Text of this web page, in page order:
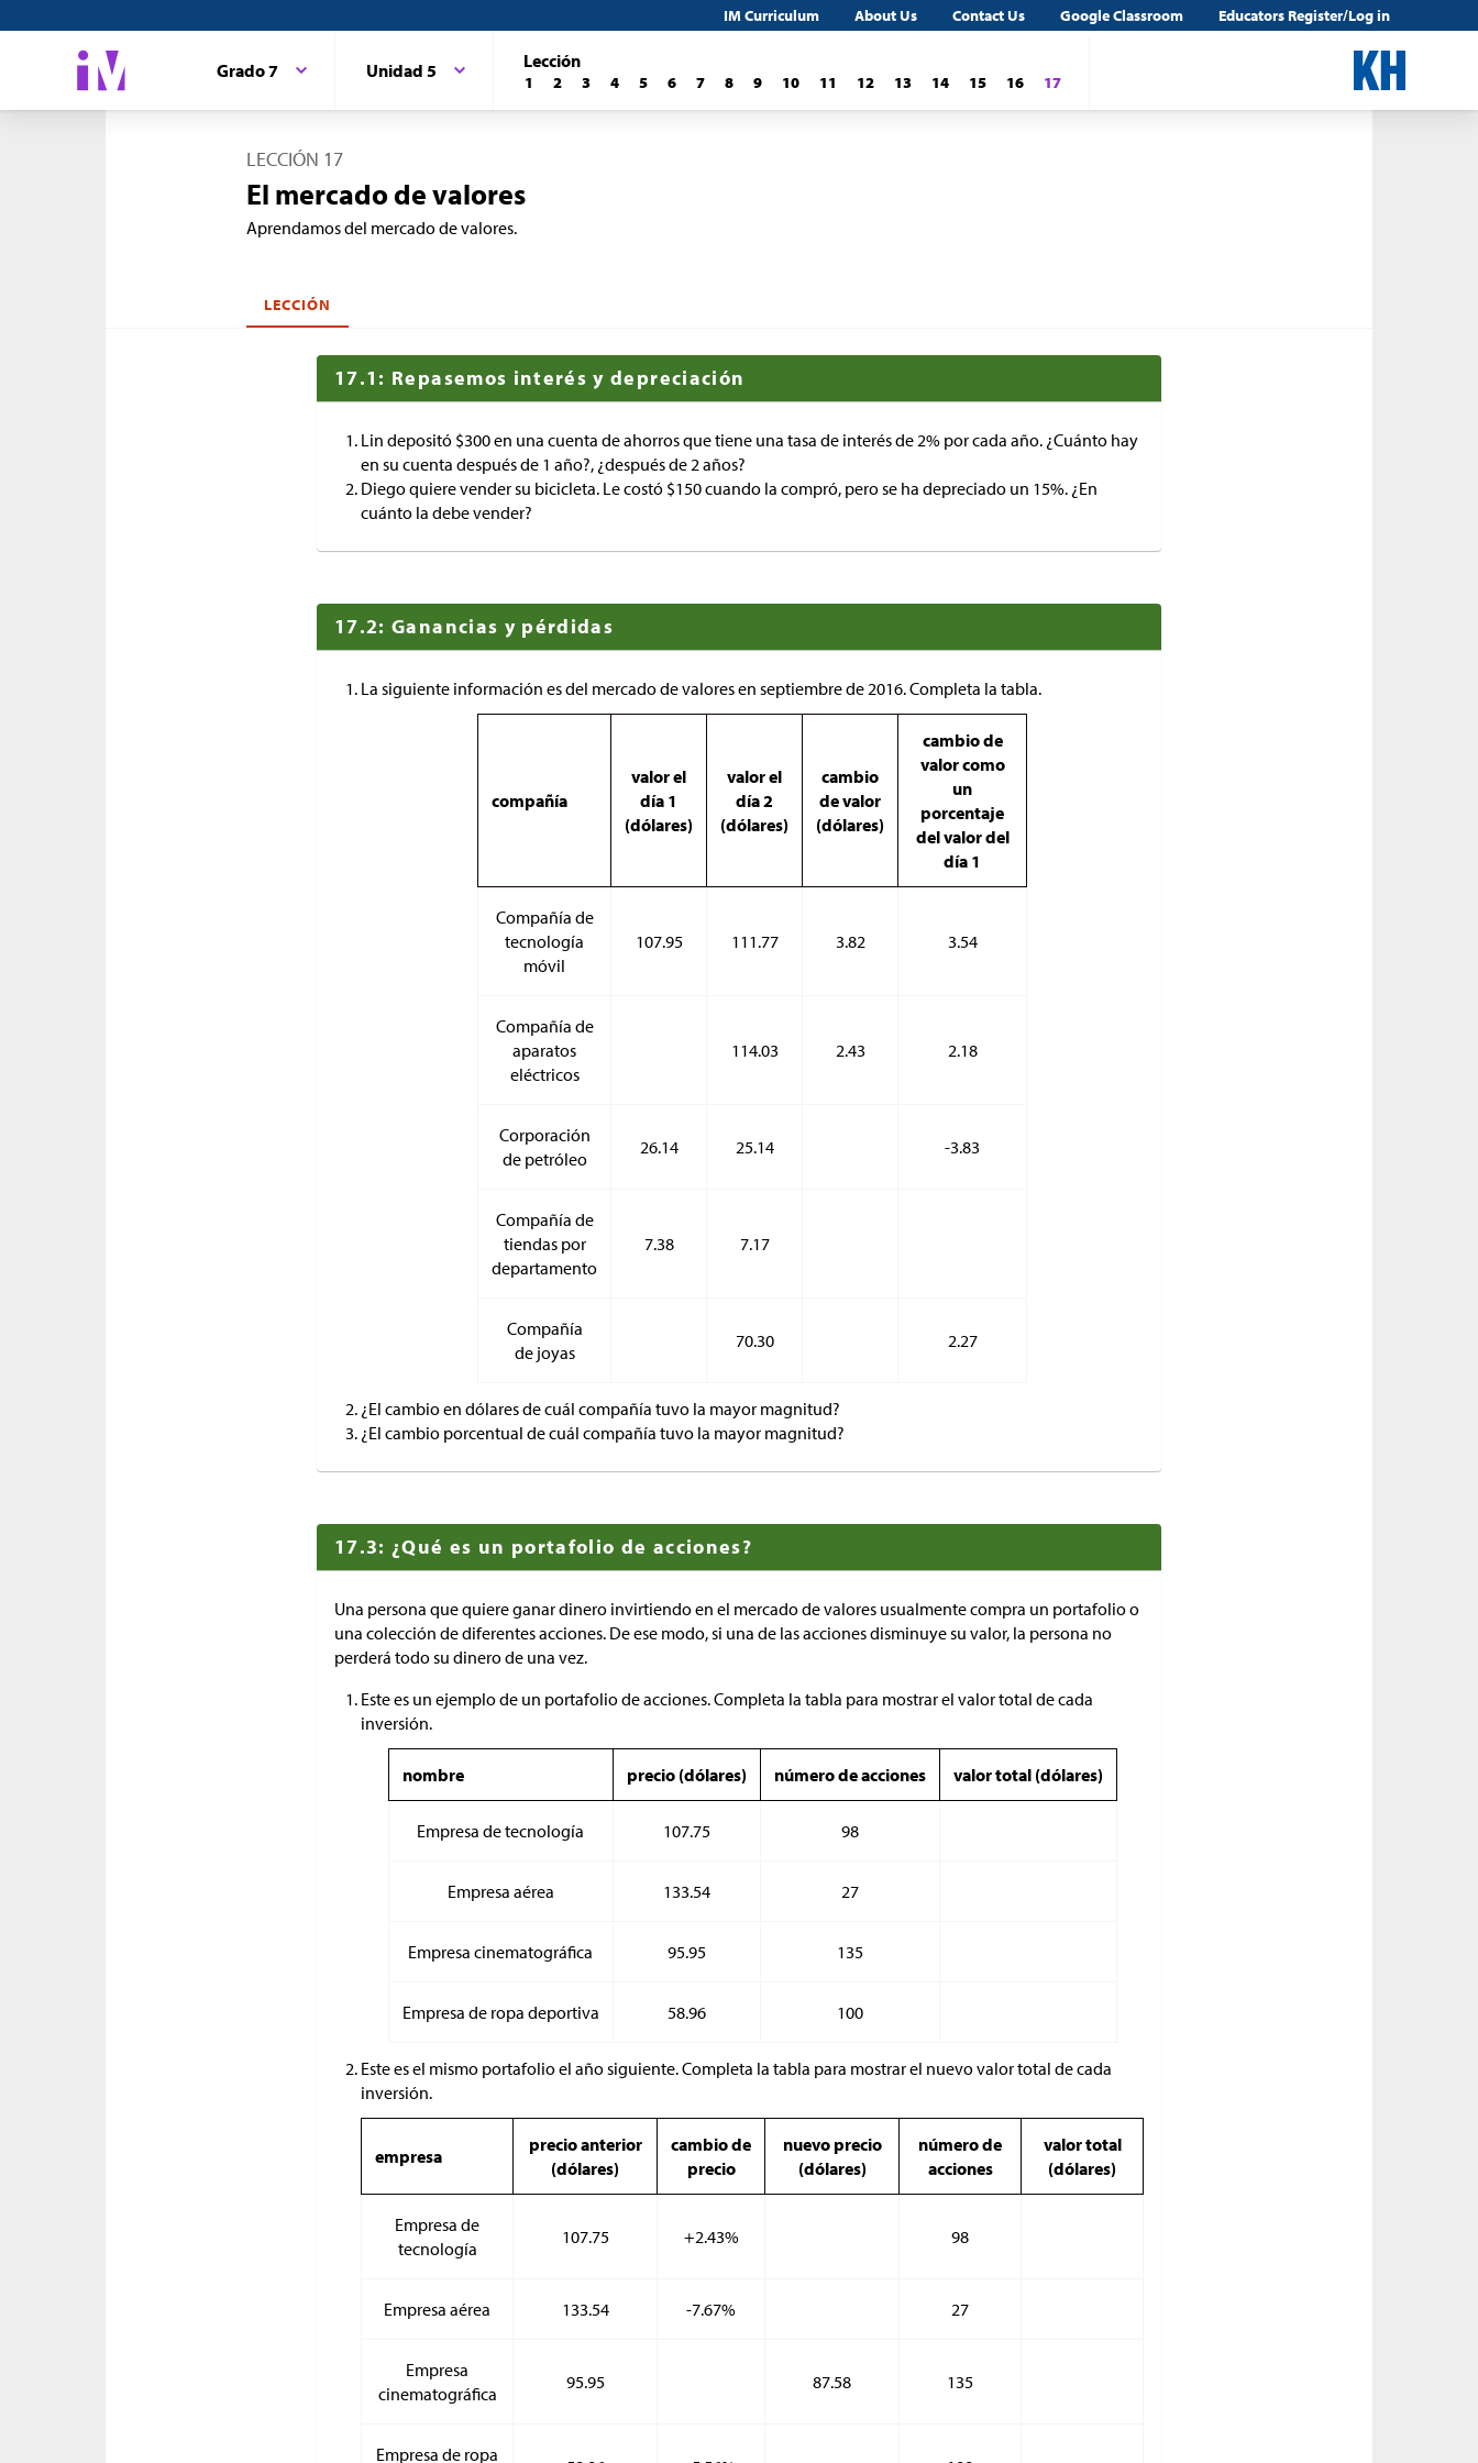
IM Curriculum About Us Contact Us Google Classroom Educators Register/Log in
Grado 7 Unidad 5 Lección
1 2 3 4 5 6 7 8 9 10 11 12 13 14 15 16 17
LECCIÓN 17
El mercado de valores
Aprendamos del mercado de valores.
LECCIÓN
17.1: Repasemos interés y depreciación
Lin depositó $300 en una cuenta de ahorros que tiene una tasa de interés de 2% por cada año. ¿Cuánto hay
en su cuenta después de 1 año?, ¿después de 2 años?
Diego quiere vender su bicicleta. Le costó $150 cuando la compró, pero se ha depreciado un 15%. ¿En
cuánto la debe vender?
17.2: Ganancias y pérdidas
La siguiente información es del mercado de valores en septiembre de 2016. Completa la tabla.
compañía
valor el
día 1
(dólares)
valor el
día 2
(dólares)
cambio
de valor
(dólares)
cambio de
valor como
un
porcentaje
del valor del
día 1
Compañía de
tecnología
móvil
107.95 111.77 3.82 3.54
Compañía de
aparatos
eléctricos
114.03 2.43 2.18
Corporación
de petróleo
26.14 25.14 -3.83
Compañía de
tiendas por
departamento
7.38 7.17
Compañía
de joyas
70.30 2.27
¿El cambio en dólares de cuál compañía tuvo la mayor magnitud?
¿El cambio porcentual de cuál compañía tuvo la mayor magnitud?
17.3: ¿Qué es un portafolio de acciones?
Una persona que quiere ganar dinero invirtiendo en el mercado de valores usualmente compra un portafolio o
una colección de diferentes acciones. De ese modo, si una de las acciones disminuye su valor, la persona no
perderá todo su dinero de una vez.
Este es un ejemplo de un portafolio de acciones. Completa la tabla para mostrar el valor total de cada
inversión.
nombre precio (dólares) número de acciones valor total (dólares)
Empresa de tecnología 107.75 98
Empresa aérea 133.54 27
Empresa cinematográfica 95.95 135
Empresa de ropa deportiva 58.96 100
Este es el mismo portafolio el año siguiente. Completa la tabla para mostrar el nuevo valor total de cada
inversión.
empresa
precio anterior
(dólares)
cambio de
precio
nuevo precio
(dólares)
número de
acciones
valor total
(dólares)
Empresa de
tecnología
107.75 +2.43% 98
Empresa aérea 133.54 -7.67% 27
Empresa
cinematográfica
95.95 87.58 135
Empresa de ropa